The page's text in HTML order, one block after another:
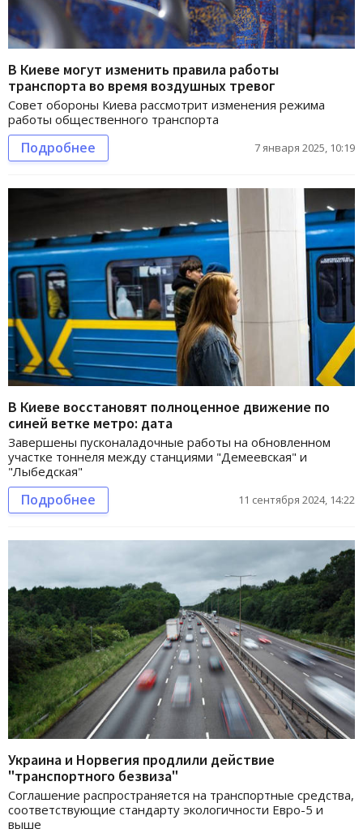
В Киеве могут изменить правила работы
транспорта во время воздушных тревог
Совет обороны Киева рассмотрит изменения режима
работы общественного транспорта
Подробнее 7 января 2025, 10:19
В Киеве восстановят полноценное движение по
синей ветке метро: дата
Завершены пусконаладочные работы на обновленном
участке тоннеля между станциями "Демеевская" и
"Лыбедская"
Подробнее 11 сентября 2024, 14:22
Украина и Норвегия продлили действие
"транспортного безвиза"
Соглашение распространяется на транспортные средства,
соответствующие стандарту экологичности Евро-5 и
выше